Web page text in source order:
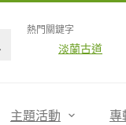
熱門關鍵字
淡蘭古道
主題活動 專